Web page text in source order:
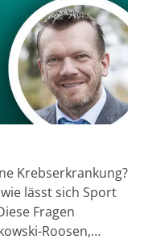
Krebserkrankung?
lässt sich Sport
Fragen
Roosen,